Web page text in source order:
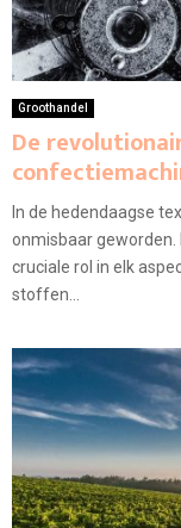
Groothandel
De
In de hedendaagse
onmisbaar geworden.
cruciale rol in elk
stoffen...